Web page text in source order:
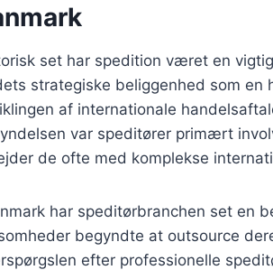
set har spedition været en
strategiske beliggenhed som en
af internationale
var speditører primært
de ofte med komplekse
har speditørbranchen set en
begyndte at outsource
efter professionelle